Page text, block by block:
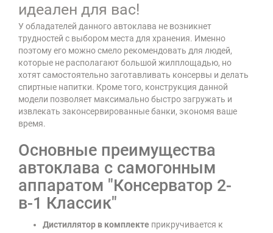
идеален для вас!
У обладателей данного автоклава не возникнет
трудностей с выбором места для хранения. Именно
поэтому его можно смело рекомендовать для людей,
которые не располагают большой жилплощадью, но
хотят самостоятельно заготавливать консервы и делать
спиртные напитки. Кроме того, конструкция данной
модели позволяет максимально быстро загружать и
извлекать законсервированные банки, экономя ваше
время.
Основные преимущества
автоклава с самогонным
аппаратом "Консерватор 2-
в-1 Классик"
Дистиллятор в комплекте прикручивается к